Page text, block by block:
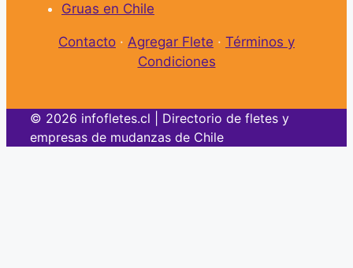
Gruas en Chile
Contacto · Agregar Flete · Términos y
Condiciones
© 2026 infofletes.cl | Directorio de fletes y
empresas de mudanzas de Chile